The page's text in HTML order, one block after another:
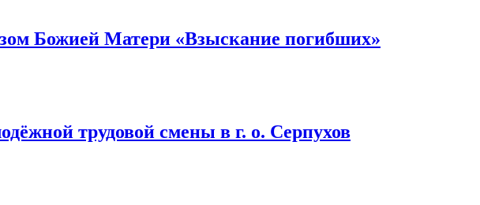
Божией Матери «Взыскание погибших»
трудовой смены в г. о. Серпухов